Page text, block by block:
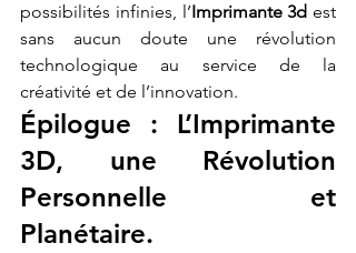
possibilités infinies, l’Imprimante 3d est
sans aucun doute une révolution
technologique au service de la
créativité et de l’innovation.
Épilogue : L’Imprimante
3D, une Révolution
Personnelle et
Planétaire.